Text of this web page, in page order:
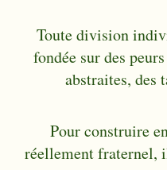
Toute division
fondée sur des
abstraites, des
Pour construire
réellement fraternel,